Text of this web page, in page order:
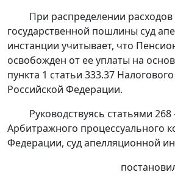
При распределении расходов
государственной пошлины суд
инстанции учитывает, что
освобожден от ее уплаты на
пункта 1 статьи 333.37
Российской Федерации.
Руководствуясь статьями 268
Арбитражного процессуального
Федерации, суд апелляционной